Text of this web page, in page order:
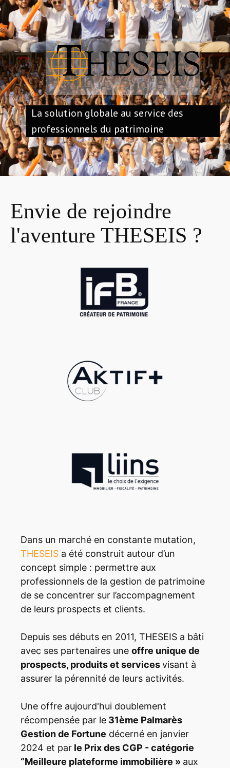
La solution globale au service des
professionnels du patrimoine
Envie de rejoindre
l'aventure THESEIS ?
Dans un marché en constante mutation,
THESEIS a été construit autour d’un
concept simple : permettre aux
professionnels de la gestion de patrimoine
de se concentrer sur l’accompagnement
de leurs prospects et clients.
Depuis ses débuts en 2011, THESEIS a bâti
avec ses partenaires une offre unique de
prospects, produits et servicesvisant à
assurer la pérennité de leurs activités.
Une offre aujourd'hui doublement
récompensée par le 31ème Palmarès
Gestion de Fortune décerné en janvier
2024 et par le Prix des CGP - catégorie
“Meilleure plateforme immobilière » aux